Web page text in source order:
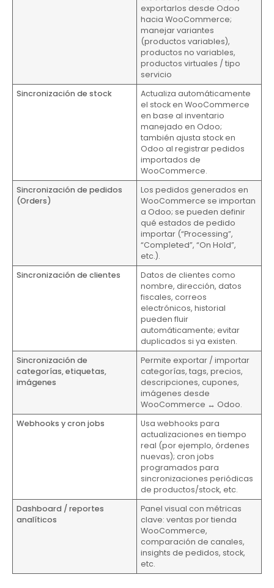
exportarlos desde Odoo
hacia WooCommerce;
manejar variantes
(productos variables),
productos no variables,
productos virtuales / tipo
servicio
Sincronización de stock
Actualiza automáticamente
el stock en WooCommerce
en base al inventario
manejado en Odoo;
también ajusta stock en
Odoo al registrar pedidos
importados de
WooCommerce.
Sincronización de pedidos
(Orders)
Los pedidos generados en
WooCommerce se importan
a Odoo; se pueden definir
qué estados de pedido
importar (“Processing”,
“Completed”, “On Hold”,
etc.).
Sincronización de clientes
Datos de clientes como
nombre, dirección, datos
fiscales, correos
electrónicos, historial
pueden fluir
automáticamente; evitar
duplicados si ya existen.
Sincronización de
categorías, etiquetas,
imágenes
Permite exportar / importar
categorías, tags, precios,
descripciones, cupones,
imágenes desde
WooCommerce ↔ Odoo.
Webhooks y cron jobs
Usa webhooks para
actualizaciones en tiempo
real (por ejemplo, órdenes
nuevas); cron jobs
programados para
sincronizaciones periódicas
de productos/stock, etc.
Dashboard / reportes
analíticos
Panel visual con métricas
clave: ventas por tienda
WooCommerce,
comparación de canales,
insights de pedidos, stock,
etc.